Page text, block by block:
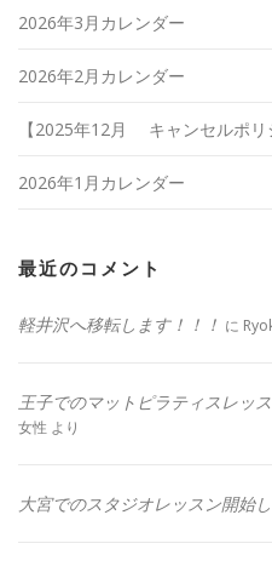
2026年3月カレンダー
2026年2月カレンダー
【2025年12月 キャンセルポリ
2026年1月カレンダー
最近のコメント
軽井沢へ移転します！！！ に
王子でのマットピラティスレッ
女性 より
大宮でのスタジオレッスン開始